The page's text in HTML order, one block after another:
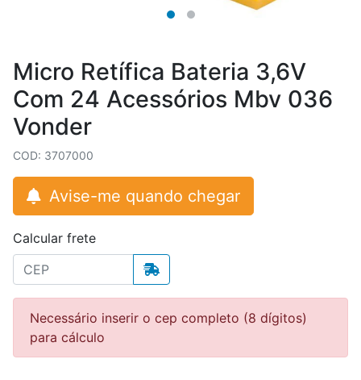
Micro Retífica Bateria 3,6V
Com 24 Acessórios Mbv 036
Vonder
COD: 3707000
Avise-me quando chegar
Calcular frete
Necessário inserir o cep completo (8 dígitos)
para cálculo